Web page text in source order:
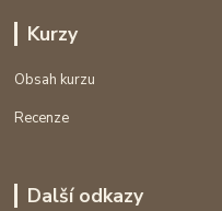
Kurzy
Obsah kurzu
Recenze
Další odkazy